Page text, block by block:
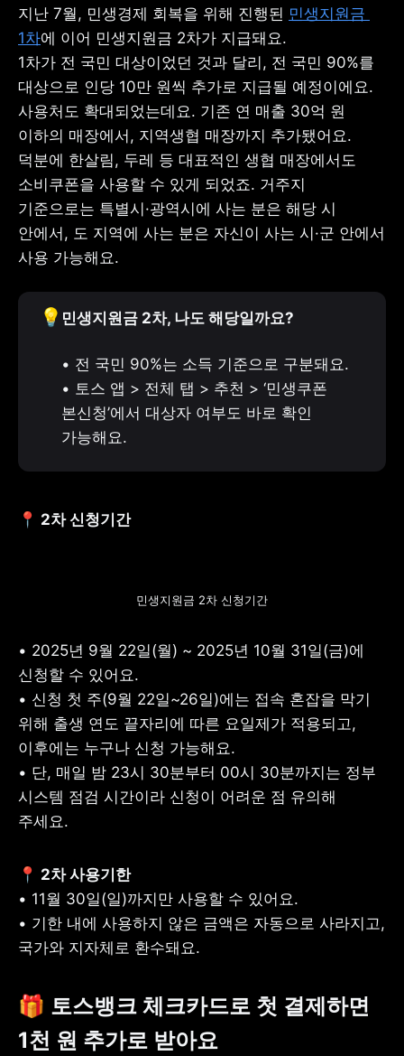
지난 7월, 민생경제 회복을 위해 진행된 민생지원금
1차에 이어 민생지원금 2차가 지급돼요.
1차가 전 국민 대상이었던 것과 달리, 전 국민 90%를
대상으로 인당 10만 원씩 추가로 지급될 예정이에요.
사용처도 확대되었는데요. 기존 연 매출 30억 원
이하의 매장에서, 지역생협 매장까지 추가됐어요.
덕분에 한살림, 두레 등 대표적인 생협 매장에서도
소비쿠폰을 사용할 수 있게 되었죠. 거주지
기준으로는 특별시·광역시에 사는 분은 해당 시
안에서, 도 지역에 사는 분은 자신이 사는 시·군 안에서
사용 가능해요.
💡 민생지원금 2차, 나도 해당일까요?
• 전 국민 90%는 소득 기준으로 구분돼요.
• 토스 앱 > 전체 탭 > 추천 > ‘민생쿠폰
본신청’에서 대상자 여부도 바로 확인
가능해요.
📍 2차 신청기간
민생지원금 2차 신청기간
• 2025년 9월 22일(월) ~ 2025년 10월 31일(금)에
신청할 수 있어요.
• 신청 첫 주(9월 22일~26일)에는 접속 혼잡을 막기
위해 출생 연도 끝자리에 따른 요일제가 적용되고,
이후에는 누구나 신청 가능해요.
• 단, 매일 밤 23시 30분부터 00시 30분까지는 정부
시스템 점검 시간이라 신청이 어려운 점 유의해
주세요.
• 11월 30일(일)까지만 사용할 수 있어요.
• 기한 내에 사용하지 않은 금액은 자동으로 사라지고,
국가와 지자체로 환수돼요.
🎁 토스뱅크 체크카드로 첫 결제하면
1천 원 추가로 받아요